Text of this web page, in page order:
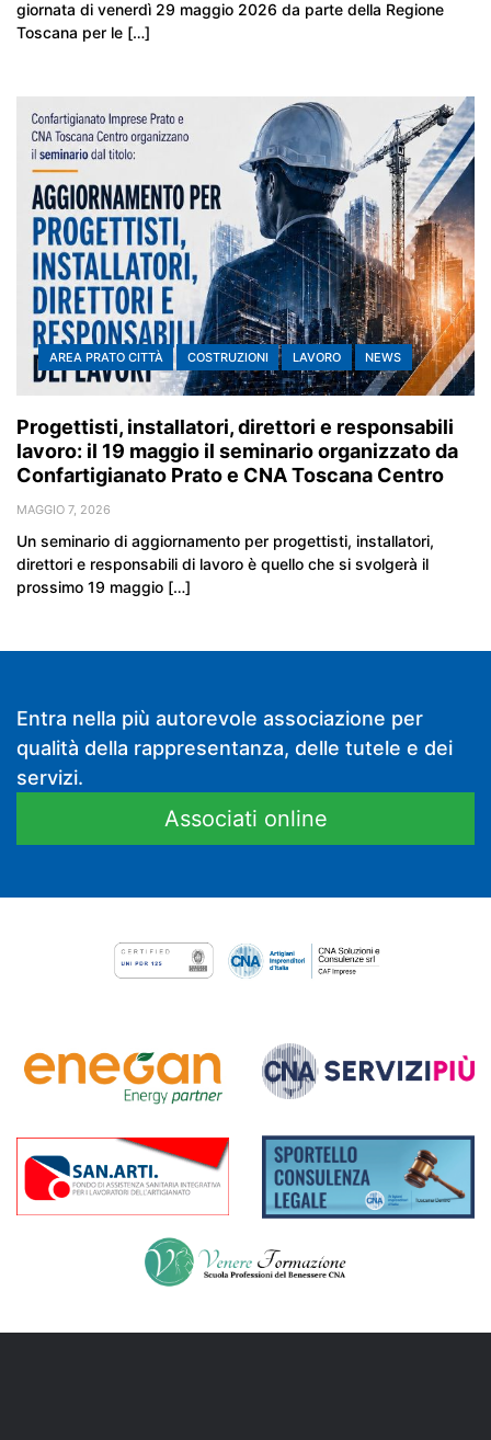
giornata di venerdì 29 maggio 2026 da parte della Regione
Toscana per le […]
AREA PRATO CITTÀ COSTRUZIONI LAVORO NEWS
Progettisti, installatori, direttori e responsabili
lavoro: il 19 maggio il seminario organizzato da
Confartigianato Prato e CNA Toscana Centro
MAGGIO 7, 2026
Un seminario di aggiornamento per progettisti, installatori,
direttori e responsabili di lavoro è quello che si svolgerà il
prossimo 19 maggio […]
Entra nella più autorevole associazione per
qualità della rappresentanza, delle tutele e dei
servizi.
Associati online